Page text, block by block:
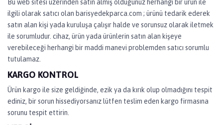
Bu web sitesi üzerinden satın almış olduğunuz herhangi bir ürün ile
ilgili olarak satıcı olan barisyedekparca.com ; ürünü tedarik ederek
satın alan kişi yada kuruluşa çalışır halde ve sorunsuz olarak iletmek
ile sorumludur. cihaz, ürün yada ürünlerin satın alan kişeye
verebileceği herhangi bir maddi manevi problemden satıcı sorumlu
tutulamaz.
KARGO KONTROL
Ürün kargo ile size geldiğinde, ezik ya da kırık olup olmadığını tespit
ediniz, bir sorun hissediyorsanız lütfen teslim eden kargo firmasına
sorunu tespit ettirin.